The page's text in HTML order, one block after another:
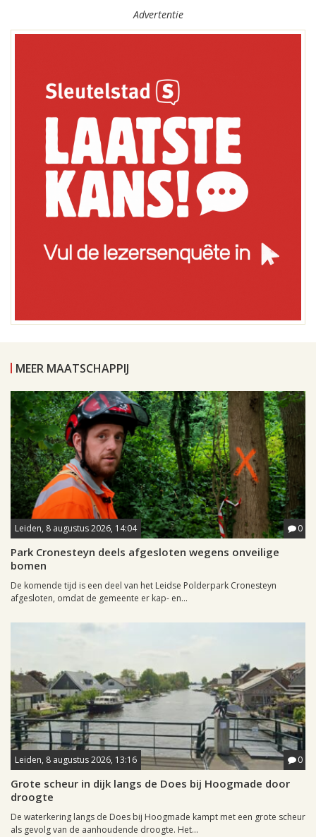
Advertentie
MEER MAATSCHAPPIJ
Leiden, 8 augustus 2026, 14:04 0
Park Cronesteyn deels afgesloten wegens onveilige
bomen
De komende tijd is een deel van het Leidse Polderpark Cronesteyn
afgesloten, omdat de gemeente er kap- en...
Leiden, 8 augustus 2026, 13:16 0
Grote scheur in dijk langs de Does bij Hoogmade door
droogte
De waterkering langs de Does bij Hoogmade kampt met een grote scheur
als gevolg van de aanhoudende droogte. Het...